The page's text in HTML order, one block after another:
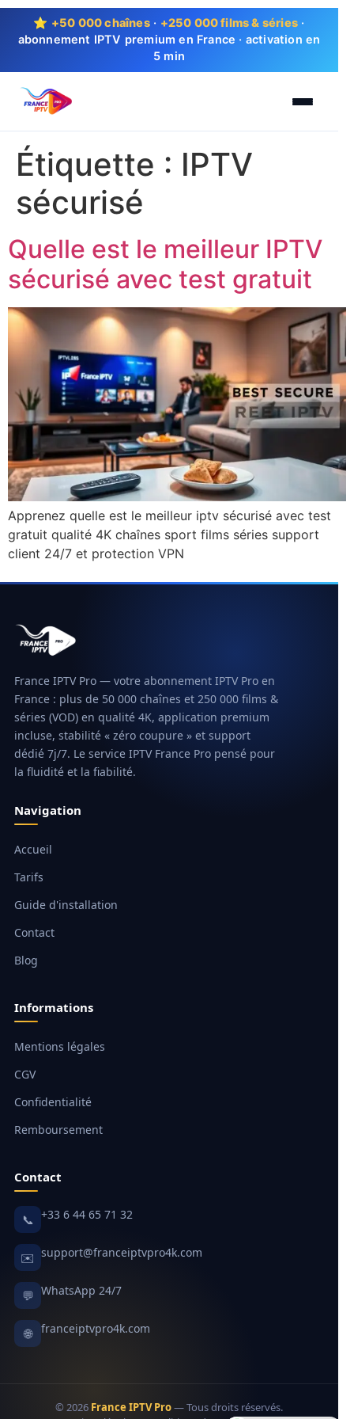
⭐ +50 000 chaînes· +250 000 films & séries ·
abonnement IPTV premium en France · activation en
5 min
Étiquette : IPTV
sécurisé
Quelle est le meilleur IPTV
sécurisé avec test gratuit
Apprenez quelle est le meilleur iptv sécurisé avec test
gratuit qualité 4K chaînes sport films séries support
client 24/7 et protection VPN
France IPTV Pro — votre abonnement IPTV Pro en
France : plus de 50 000 chaînes et 250 000 films &
séries (VOD) en qualité 4K, application premium
incluse, stabilité « zéro coupure » et support
dédié 7j/7. Le service IPTV France Pro pensé pour
la fluidité et la fiabilité.
Navigation
Accueil
Tarifs
Guide d'installation
Contact
Blog
Informations
Mentions légales
CGV
Confidentialité
Remboursement
Contact
📞 +33 6 44 65 71 32
✉️ support@franceiptvpro4k.com
💬 WhatsApp 24/7
🌐 franceiptvpro4k.com
© 2026 France IPTV Pro— Tous droits réservés.